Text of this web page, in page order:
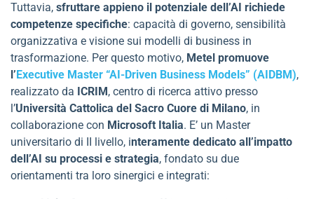
Tuttavia, sfruttare appieno il potenziale dell’AI richiede
competenze specifiche: capacità di governo, sensibilità
organizzativa e visione sui modelli di business in
trasformazione. Per questo motivo, Metel promuove
’ Executive Master “AI-Driven Business Models” (AIDBM),
realizzato da ICRIM , centro di ricerca attivo presso
l’Università Cattolica del Sacro Cuore di Milano, in
collaborazione con Microsoft Italia. E’ un Master
universitario di II livello, interamente dedicato all’impatto
dell’AI su processi e strategia, fondato su due
orientamenti tra loro sinergici e integrati: